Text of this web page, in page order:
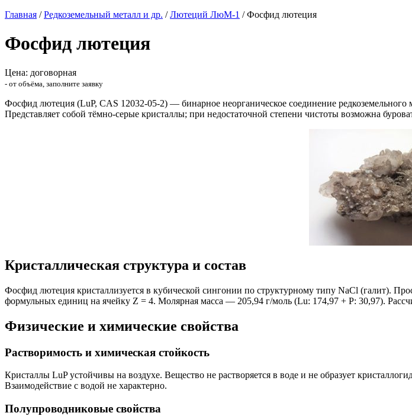
Главная /Редкоземельный металл и др. /Лютеций ЛюМ-1 /Фосфид лютеция
Фосфид лютеция
Цена: договорная
- от объёма, заполните заявку
Фосфид лютеция (LuP, CAS 12032-05-2) — бинарное неорганическое соединение
Представляет собой тёмно-серые кристаллы; при недостаточной степени чистоты возможна
Кристаллическая структура и состав
Фосфид лютеция кристаллизуется в кубической сингонии по структурному типу NaCl (галит).
формульных единиц на ячейку Z = 4. Молярная масса — 205,94 г/моль (Lu: 174,97 + P: 30,97).
Физические и химические свойства
Растворимость и химическая стойкость
Кристаллы LuP устойчивы на воздухе. Вещество не растворяется в воде и не образует
Взаимодействие с водой не характерно.
Полупроводниковые свойства